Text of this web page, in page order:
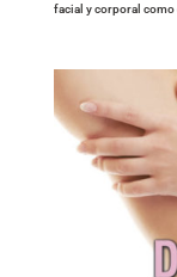
facial y corporal como